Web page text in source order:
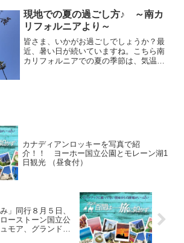
現地での夏の過ごし方♪ ～南カ
リフォルニアより～
皆さま、いかがお過ごしでしょうか？最
近、暑い日が続いていますね。こちら南
カリフォルニアでの夏の季節は、気温は
カナディアンロッキーを写真で紹
介！！ ヨーホー国立公園とモレーン湖1
日観光 （昼食付）
」同行８月５日、
ーストーン国立公
モア、グランドテ